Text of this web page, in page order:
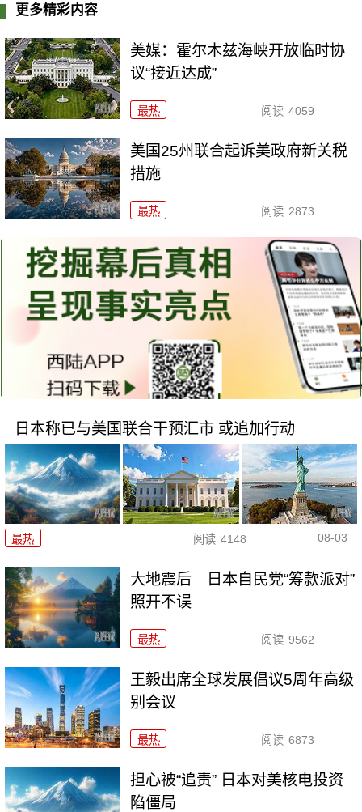
更多精彩内容
美媒：霍尔木兹海峡开放临时协
议“接近达成”
最热 阅读 4059
美国25州联合起诉美政府新关税
措施
最热 阅读 2873
日本称已与美国联合干预汇市 或追加行动
最热 阅读 4148 08-03
大地震后 日本自民党“筹款派对”
照开不误
最热 阅读 9562
王毅出席全球发展倡议5周年高级
别会议
最热 阅读 6873
担心被“追责” 日本对美核电投资
陷僵局